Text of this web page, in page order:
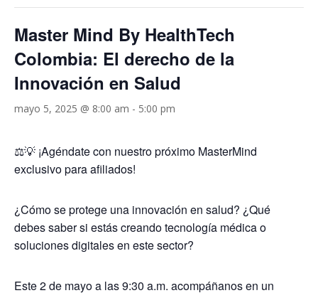
Master Mind By HealthTech
Colombia: El derecho de la
Innovación en Salud
mayo 5, 2025 @ 8:00 am - 5:00 pm
⚖️💡 ¡Agéndate con nuestro próximo MasterMind
exclusivo para afiliados!
¿Cómo se protege una innovación en salud? ¿Qué
debes saber si estás creando tecnología médica o
soluciones digitales en este sector?
Este 2 de mayo a las 9:30 a.m. acompáñanos en un